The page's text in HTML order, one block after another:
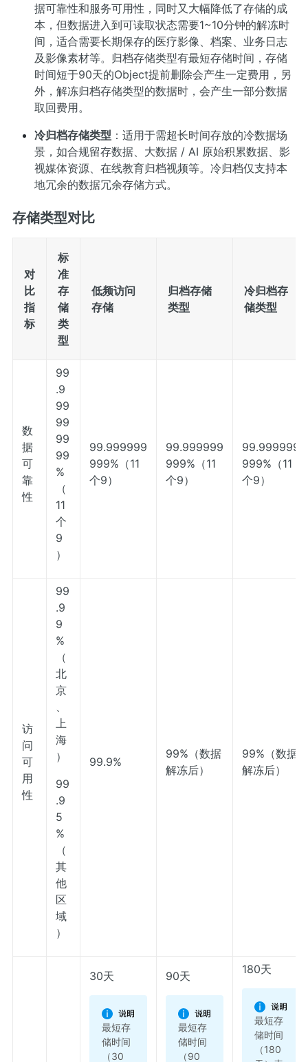
据可靠性和服务可用性，同时又大幅降低了存储的成
本，但数据进入到可读取状态需要1~10分钟的解冻时
间，适合需要长期保存的医疗影像、档案、业务日志
及影像素材等。归档存储类型有最短存储时间，存储
时间短于90天的Object提前删除会产生一定费用，另
外，解冻归档存储类型的数据时，会产生一部分数据
取回费用。
冷归档存储类型 ：适用于需超长时间存放的冷数据场
景，如合规留存数据、大数据 / AI 原始积累数据、影
视媒体资源、在线教育归档视频等。冷归档仅支持本
地冗余的数据冗余存储方式。
存储类型对比
对
比
指
标
标
准
存
储
类
型
低频访问
存储
归档存储
类型
冷归档存
储类型
数
据
可
靠
性
99
.9
99
99
99
99
%
（
11
个
9
）
99.999999
999%（11
个9）
99.999999
999%（11
个9）
99.999999
999%（11
个9）
访
问
可
用
性
99
.9
9
%
（
北
京
、
上
海
）
99
.9
5
%
（
其
他
区
域
）
99.9%
99%（数据
解冻后）
99%（数据
解冻后）
30天
最短存
储时间
（30
90天
最短存
储时间
（90
180天
最短存
储时间
（180